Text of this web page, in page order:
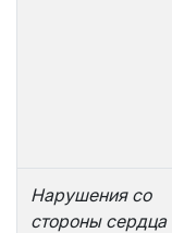
Нарушения со
стороны сердца